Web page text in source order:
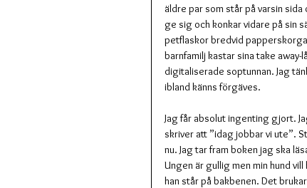
äldre par som står på varsin
ge sig och konkar vidare på sin
petflaskor bredvid
barnfamilj kastar sina take
digitaliserade soptunnan. Jag
ibland känns förgäves.
Jag får absolut ingenting gjort.
skriver att ”idag jobbar vi ute”.
nu. Jag tar fram boken jag ska
Ungen är gullig men min hund
han står på bakbenen. Det